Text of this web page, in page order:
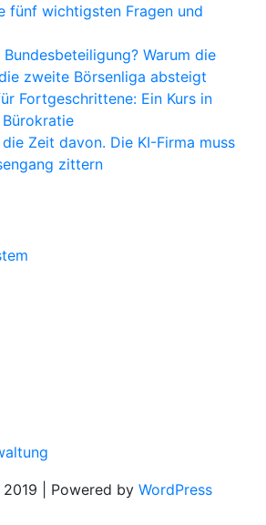
fünf wichtigsten Fragen und
Warum die
zweite Börsenliga absteigt
Fortgeschrittene: Ein Kurs in
Zeit davon. Die KI-Firma muss
zittern
| Powered by WordPress